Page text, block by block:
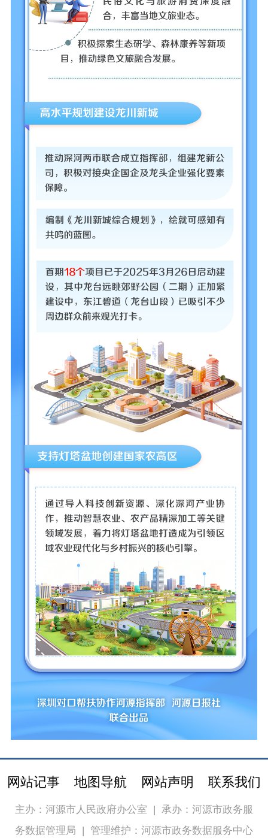
网站记事 地图导航 网站声明 联系我们
主办：河源市人民政府办公室 | 承办：河源市政务服
务数据管理局 | 管理维护：河源市政务数据服务中心